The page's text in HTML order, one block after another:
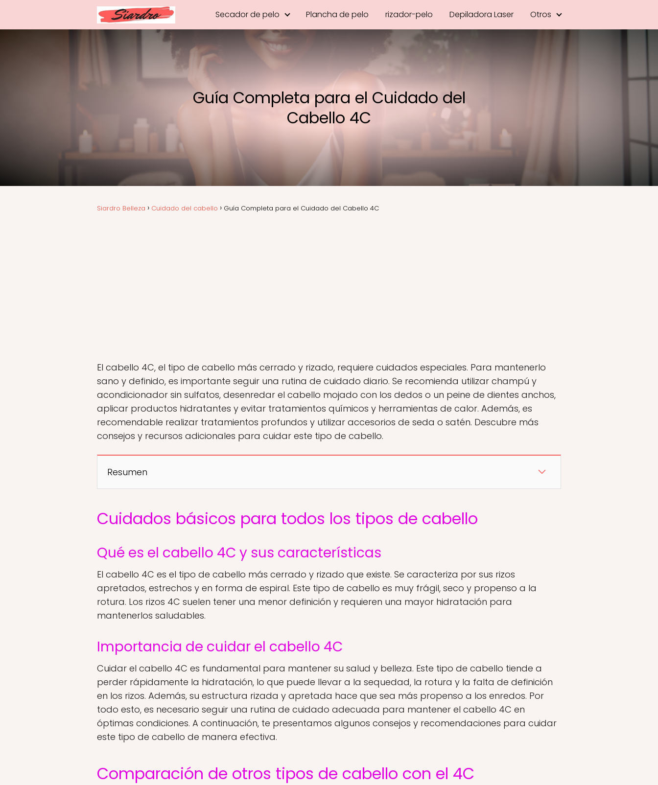
Secador de pelo Plancha de pelo rizador-pelo Depiladora Laser Otros
Guía Completa para el Cuidado del
Cabello 4C
Siardro Belleza Cuidado del cabello Guía Completa para el Cuidado del Cabello 4C
El cabello 4C, el tipo de cabello más cerrado y rizado, requiere cuidados especiales. Para mantenerlo
sano y definido, es importante seguir una rutina de cuidado diario. Se recomienda utilizar champú y
acondicionador sin sulfatos, desenredar el cabello mojado con los dedos o un peine de dientes anchos,
aplicar productos hidratantes y evitar tratamientos químicos y herramientas de calor. Además, es
recomendable realizar tratamientos profundos y utilizar accesorios de seda o satén. Descubre más
consejos y recursos adicionales para cuidar este tipo de cabello.
Resumen
Cuidados básicos para todos los tipos de cabello
Qué es el cabello 4C y sus características
El cabello 4C es el tipo de cabello más cerrado y rizado que existe. Se caracteriza por sus rizos
apretados, estrechos y en forma de espiral. Este tipo de cabello es muy frágil, seco y propenso a la
rotura. Los rizos 4C suelen tener una menor definición y requieren una mayor hidratación para
mantenerlos saludables.
Importancia de cuidar el cabello 4C
Cuidar el cabello 4C es fundamental para mantener su salud y belleza. Este tipo de cabello tiende a
perder rápidamente la hidratación, lo que puede llevar a la sequedad, la rotura y la falta de definición
en los rizos. Además, su estructura rizada y apretada hace que sea más propenso a los enredos. Por
todo esto, es necesario seguir una rutina de cuidado adecuada para mantener el cabello 4C en
óptimas condiciones. A continuación, te presentamos algunos consejos y recomendaciones para cuidar
este tipo de cabello de manera efectiva.
Comparación de otros tipos de cabello con el 4C